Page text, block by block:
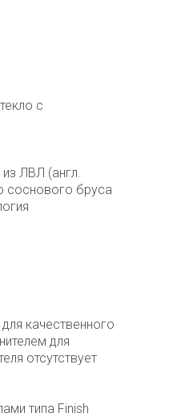
с
ЛВЛ (англ.
соснового бруса
качественного
для
отсутствует
типа Finish